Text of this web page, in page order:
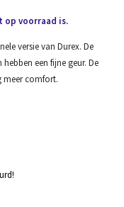
op voorraad is.
versie van Durex. De
een fijne geur. De
meer comfort.